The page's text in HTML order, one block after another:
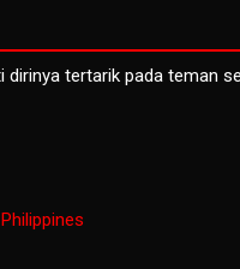
tertarik pada teman